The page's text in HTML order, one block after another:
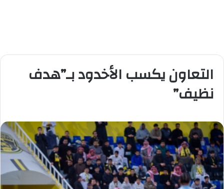
التعاون يكسب الأخدود بـ”هدف
نظيف”